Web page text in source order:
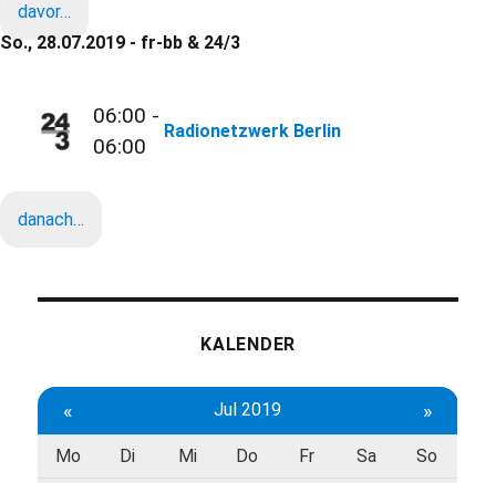
davor…
So., 28.07.2019 - fr-bb & 24/3
06:00 -
06:00
Radionetzwerk Berlin
danach…
KALENDER
« Jul 2019 »
Mo Di Mi Do Fr Sa So